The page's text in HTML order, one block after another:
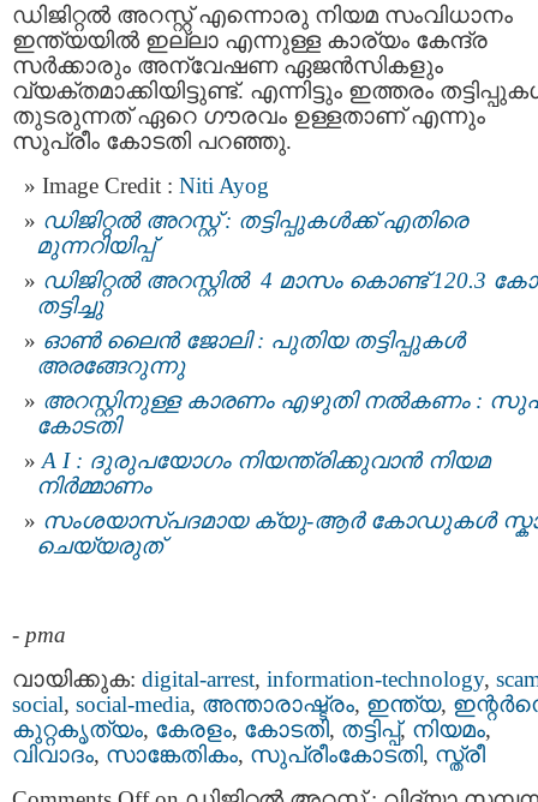
ഡിജിറ്റൽ അറസ്റ്റ് എന്നൊരു നിയമ സംവിധാനം
ഇന്ത്യയിൽ ഇല്ലാ എന്നുള്ള കാര്യം കേന്ദ്ര
സർക്കാരും അന്വേഷണ ഏജൻസികളും
വ്യക്തമാക്കിയിട്ടുണ്ട്. എന്നിട്ടും ഇത്തരം
തുടരുന്നത് ഏറെ ഗൗരവം ഉള്ളതാണ് എന്നും
സുപ്രീം കോടതി പറഞ്ഞു.
Image Credit : Niti Ayog
ഡിജിറ്റല്‍ അറസ്റ്റ് : തട്ടിപ്പുകള്‍ക്ക് എതിരെ
മുന്നറിയിപ്പ്
ഡിജിറ്റല്‍ അറസ്റ്റില്‍ 4 മാസം കൊണ്ട് 120.3
തട്ടിച്ചു
ഓണ്‍ ലൈന്‍ ജോലി : പുതിയ തട്ടിപ്പുകൾ
അരങ്ങേറുന്നു
അറസ്റ്റിനുള്ള കാരണം എഴുതി നൽകണം :
കോടതി
A I : ദുരുപയോഗം നിയന്ത്രിക്കുവാൻ നിയമ
നിര്‍മ്മാണം
സംശയാസ്പദമായ ക്യു-ആർ കോഡുകൾ
ചെയ്യരുത്
- pma
വായിക്കുക: digital-arrest, information-technology,
social, social-media, അന്താരാഷ്ട്രം, ഇന്ത്യ,
കുറ്റകൃത്യം, കേരളം, കോടതി, തട്ടിപ്പ്‌, നിയമം,
വിവാദം, സാങ്കേതികം, സുപ്രീംകോടതി, സ്ത്രീ